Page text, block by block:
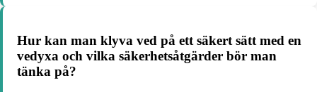
Hur kan man klyva ved på ett säkert sätt med en
vedyxa och vilka säkerhetsåtgärder bör man
tänka på?